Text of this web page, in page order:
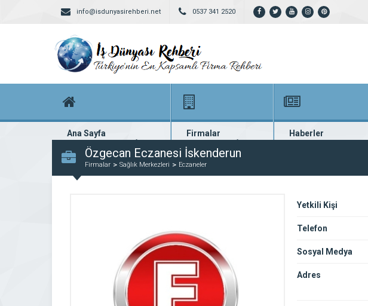
info@isdunyasirehberi.net 0537 341 2520
Ana Sayfa
Firma rehberi ana sayfanız
Firmalar
Yüzlerce kayıtlı firma
Haberler
En güncel haberler
Özgecan Eczanesi İskenderun
Firmalar Sağlık Merkezleri Eczaneler
Yetkili Kişi
Telefon
Sosyal Medya
Adres